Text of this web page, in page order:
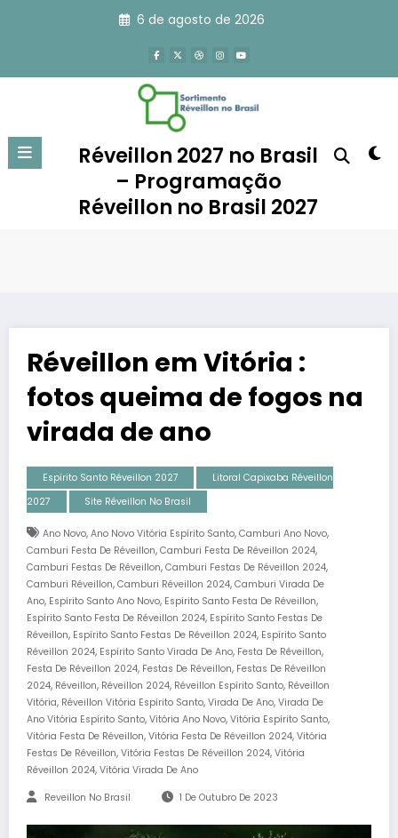
6 de agosto de 2026
Réveillon 2027 no Brasil
– Programação
Réveillon no Brasil 2027
Réveillon em Vitória :
fotos queima de fogos na
virada de ano
Espírito Santo Réveillon 2027
Litoral Capixaba Réveillon
2027
Site Réveillon No Brasil
Ano Novo, Ano Novo Vitória Espírito Santo, Camburi Ano Novo,
Camburi Festa De Réveillon, Camburi Festa De Réveillon 2024,
Camburi Festas De Réveillon, Camburi Festas De Réveillon 2024,
Camburi Réveillon, Camburi Réveillon 2024, Camburi Virada De
Ano, Espírito Santo Ano Novo, Espírito Santo Festa De Réveillon,
Espírito Santo Festa De Réveillon 2024, Espírito Santo Festas De
Réveillon, Espírito Santo Festas De Réveillon 2024, Espírito Santo
Réveillon 2024, Espírito Santo Virada De Ano, Festa De Réveillon,
Festa De Réveillon 2024, Festas De Réveillon, Festas De Réveillon
2024, Réveillon, Réveillon 2024, Réveillon Espírito Santo, Réveillon
Vitória, Réveillon Vitória Espírito Santo, Virada De Ano, Virada De
Ano Vitória Espírito Santo, Vitória Ano Novo, Vitória Espírito Santo,
Vitória Festa De Réveillon, Vitória Festa De Réveillon 2024, Vitória
Festas De Réveillon, Vitória Festas De Réveillon 2024, Vitória
Réveillon 2024, Vitória Virada De Ano
Reveillon No Brasil 1 De Outubro De 2023